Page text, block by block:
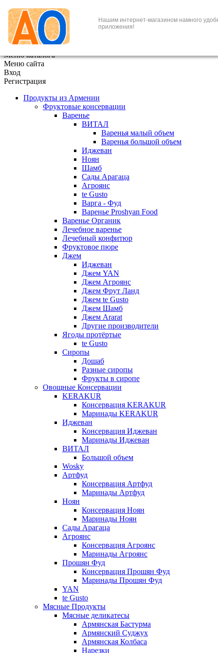
Нашим интернет-магазином намного
приложения!
+7 (495) 646-888-1
В корзине 0
товаров
Меню каталога
Меню сайта
Вход
Регистрация
Продукты из Армении
Фруктовые консервации
Варенье
ВИТАЛ
Варенья малый объем
Варенья большой объем
Иджеван
Ноян
Шамб
Сады Арагаца
Агроянс
te Gusto
Варга - Фуд
Варенье Proshyan Food
Варенье Органик
Лечебное варенье
Лечебный конфитюр
Фруктовое пюре
Джем
Иджеван
Джем YAN
Джем Агроянс
Джем Фрут Ланд
Джем te Gusto
Джем Шамб
Джем Ararat
Другие производители
Ягоды протёртые
te Gusto
Сиропы
Дошаб
Разные сиропы
Фрукты в сиропе
Овощные Консервации
KERAKUR
Консервация KERAKUR
Маринады KERAKUR
Иджеван
Консервация Иджеван
Маринады Иджеван
ВИТАЛ
Большой объем
Wosky
Артфуд
Консервация Артфуд
Маринады Артфуд
Ноян
Консервация Ноян
Маринады Ноян
Сады Арагаца
Агроянс
Консервация Агроянс
Маринады Агроянс
Прошян Фуд
Консервация Прошян Фуд
Маринады Прошян Фуд
YAN
te Gusto
Мясные Продукты
Мясные деликатесы
Армянская Бастурма
Армянский Суджух
Армянская Колбаса
Нарезки